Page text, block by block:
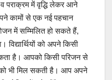
पराक्रम में वृद्धि लेकर आने
कामों से एक नई पहचान
में सम्मिलित हो सकते हैं,
को अपने किसी
है। आपको किसी परिजन से
भी मिल सकती है। आप अपने